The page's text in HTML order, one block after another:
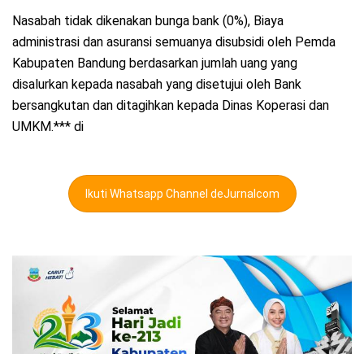
Nasabah tidak dikenakan bunga bank (0%), Biaya
administrasi dan asuransi semuanya disubsidi oleh Pemda
Kabupaten Bandung berdasarkan jumlah uang yang
disalurkan kepada nasabah yang disetujui oleh Bank
bersangkutan dan ditagihkan kepada Dinas Koperasi dan
UMKM.*** di
Ikuti Whatsapp Channel deJurnalcom